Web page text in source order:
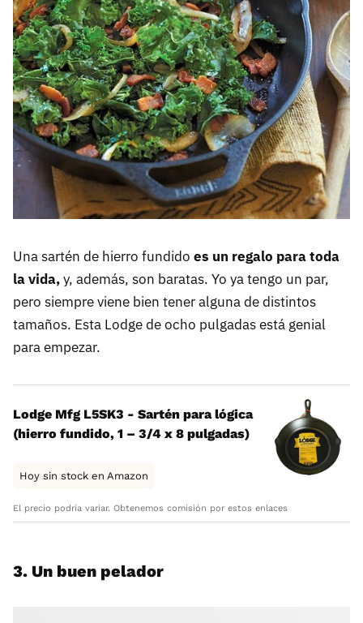
Una sartén de hierro fundido es un regalo para toda
la vida,y, además, son baratas. Yo ya tengo un par,
pero siempre viene bien tener alguna de distintos
tamaños. Esta Lodge de ocho pulgadas está genial
para empezar.
Lodge Mfg L5SK3 - Sartén para lógica
(hierro fundido, 1 – 3/4 x 8 pulgadas)
Hoy sin stock en Amazon
El precio podría variar. Obtenemos comisión por estos enlaces
3. Un buen pelador